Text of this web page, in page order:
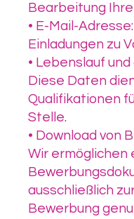
Bearbeitung
• E-Mail-
Einladungen zu
• Lebenslauf
Diese Daten
Qualifikationen
Stelle.
• Download von
Wir ermöglichen
ausschließlich
Bewerbung